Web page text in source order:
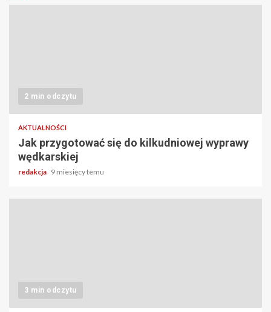
2 min odczytu
AKTUALNOŚCI
Jak przygotować się do kilkudniowej wyprawy
wędkarskiej
redakcja 9 miesięcy temu
3 min odczytu